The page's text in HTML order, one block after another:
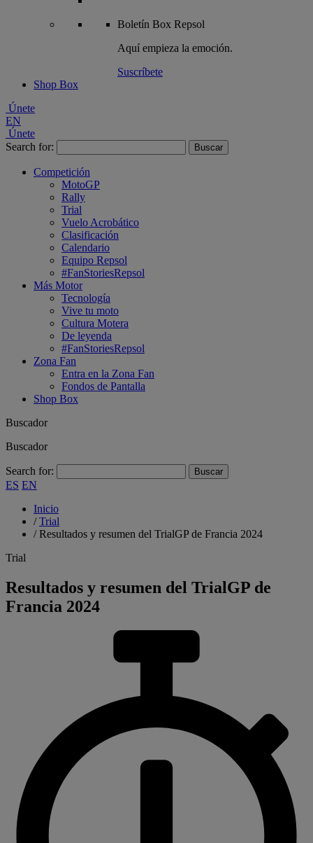
Boletín Box Repsol
Aquí empieza la emoción.
Suscríbete
Shop Box
Únete
EN
Únete
Search for:
Competición
MotoGP
Rally
Trial
Vuelo Acrobático
Clasificación
Calendario
Equipo Repsol
#FanStoriesRepsol
Más Motor
Tecnología
Vive tu moto
Cultura Motera
De leyenda
#FanStoriesRepsol
Zona Fan
Entra en la Zona Fan
Fondos de Pantalla
Shop Box
Buscador
Buscador
Search for:
ES EN
Inicio
/Trial
/Resultados y resumen del TrialGP de Francia 2024
Trial
Resultados y resumen del TrialGP de
Francia 2024